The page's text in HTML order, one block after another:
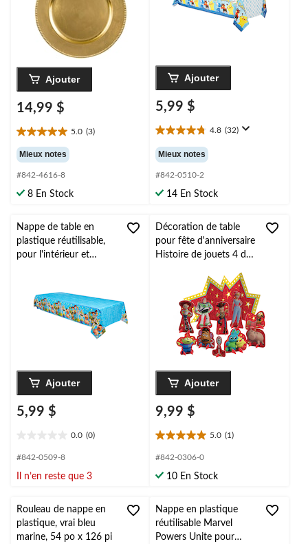
Ajouter
14,99 $
5.0 (3)
5.0
étoile(s)
sur
5.
3
Mieux notes
#842-4616-8
8 En Stock
Ajouter
5,99 $
4.8 (32)
4.8
étoile(s)
sur
5.
32
Mieux notes
#842-0510-2
14 En Stock
Nappe de table en
plastique réutilisable,
pour l'intérieur et
x 96 po
Ajouter
5,99 $
0.0 (0)
étoile(s)
5.
#842-0509-8
Il n’en reste que 3
Décoration de table
pour fête d'anniversaire
Histoire de jouets 4 de
Ajouter
9,99 $
5.0 (1)
5.0
étoile(s)
5.
évaluation
#842-0306-0
10 En Stock
Rouleau de nappe en
plastique, vrai bleu
marine, 54 po x 126 pi
Nappe en plastique
réutilisable Marvel
Powers Unite pour